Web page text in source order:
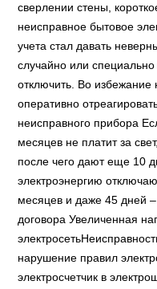
сверлении стены,
неисправное бытовое
учета стал давать
случайно или
отключить. Во избежание
оперативно
неисправного прибора
месяцев не платит за
после чего дают еще 10
электроэнергию
месяцев и даже 45 дней –
договора Увеличенная
нарушение правил
электросчетчик в